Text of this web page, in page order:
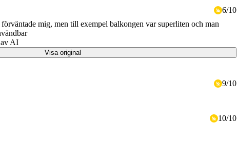
6/10
mig, men till exempel balkongen var superliten och man
av AI
Visa original
9/10
10/10